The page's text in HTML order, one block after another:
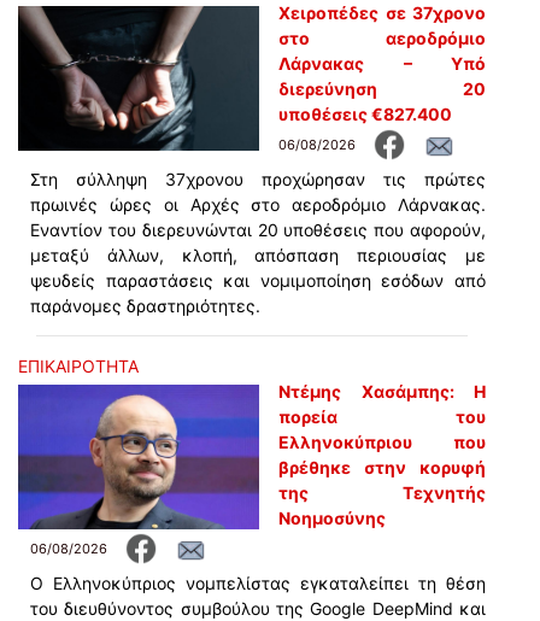
Χειροπέδες σε 37χρονο
στο αεροδρόμιο
Λάρνακας – Υπό
διερεύνηση 20
υποθέσεις €827.400
06/08/2026
Στη σύλληψη 37χρονου προχώρησαν τις πρώτες
πρωινές ώρες οι Αρχές στο αεροδρόμιο Λάρνακας.
Εναντίον του διερευνώνται 20 υποθέσεις που αφορούν,
μεταξύ άλλων, κλοπή, απόσπαση περιουσίας με
ψευδείς παραστάσεις και νομιμοποίηση εσόδων από
παράνομες δραστηριότητες.
ΕΠΙΚΑΙΡΟΤΗΤΑ
Ντέμης Χασάμπης: Η
πορεία του
Ελληνοκύπριου που
βρέθηκε στην κορυφή
της Τεχνητής
Νοημοσύνης
06/08/2026
Ο Ελληνοκύπριος νομπελίστας εγκαταλείπει τη θέση
του διευθύνοντος συμβούλου της Google DeepMind και